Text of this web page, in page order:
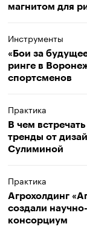
магнитом для
Инструменты
«Бои за
ринге в
спортсменов
Практика
В чем
тренды от
Сулиминой
Практика
Агрохолдинг
создали
консорциум